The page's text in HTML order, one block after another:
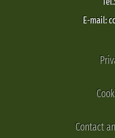
E-mail:
Contact